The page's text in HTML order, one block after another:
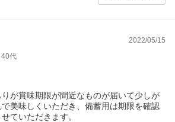
2022/05/15
40代
が賞味期限が間近なものが届いて少しが
美味しくいただき、備蓄用は期限を確認
ていただきます。